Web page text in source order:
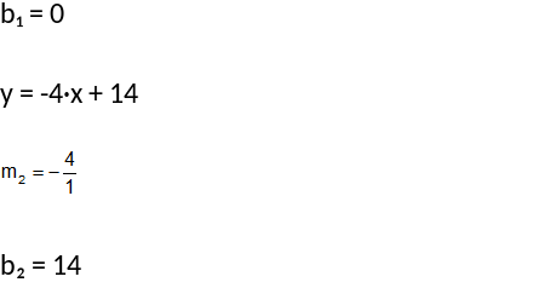
b₁ = 0
y = -4·x + 14
b₂ = 14